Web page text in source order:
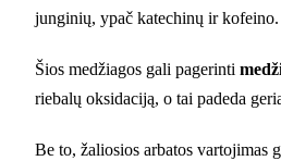
junginių, ypač katechinų ir kofeino.
Šios medžiagos gali pagerinti
riebalų oksidaciją, o tai padeda
Be to, žaliosios arbatos vartojimas